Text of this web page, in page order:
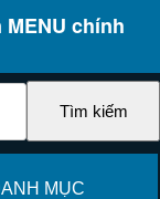
chính
MỤC